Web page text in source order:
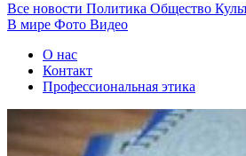
Все новости Политика Общество
В мире Фото Видео
О нас
Контакт
Профессиональная этика